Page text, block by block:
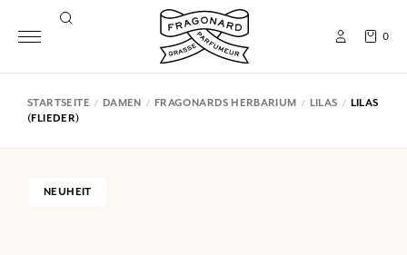
0
STARTSEITE DAMEN FRAGONARDS HERBARIUM LILAS
LILAS
(FLIEDER)
NEUHEIT